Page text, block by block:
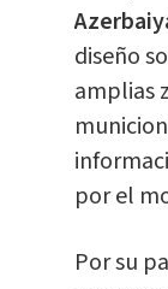
diseño
amplias
por el
Por su